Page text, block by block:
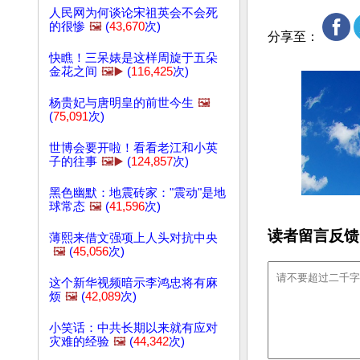
人民网为何谈论宋祖英会不会死
的很惨 🖼️ (43,670次)
快瞧！三呆婊是这样周旋于五朵
金花之间 🖼️▶️ (116,425次)
杨贵妃与唐明皇的前世今生 🖼️
(75,091次)
世博会要开啦！看看老江和小英
子的往事 🖼️▶️ (124,857次)
黑色幽默：地震砖家："震动"是地
球常态 🖼️ (41,596次)
薄熙来借文强项上人头对抗中央
🖼️ (45,056次)
这个新华视频暗示李鸿忠将有麻
烦 🖼️ (42,089次)
小笑话：中共长期以来就有应对
灾难的经验 🖼️ (44,342次)
分享至：
读者留言反